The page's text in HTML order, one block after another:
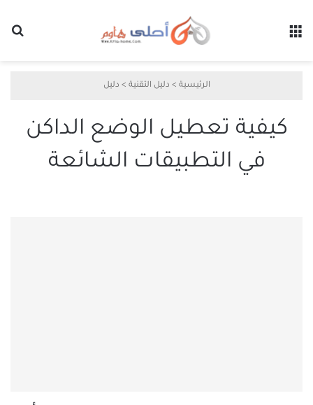
الرئيسية > دليل التقنية > دليل
كيفية تعطيل الوضع الداكن
في التطبيقات الشائعة